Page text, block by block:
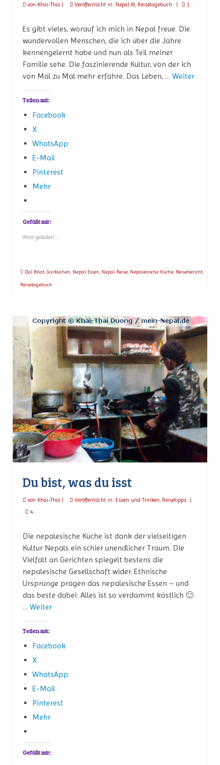
von Khai-Thai | Veröffentlicht in: Nepal XI, Reisetagebuch | 1
Es gibt vieles, worauf ich mich in Nepal freue. Die
wundervollen Menschen, die ich über die Jahre
kennengelernt habe und nun als Teil meiner
Familie sehe. Die faszinierende Kultur, von der ich
von Mal zu Mal mehr erfahre. Das Leben, … Weiter
Teilen mit:
Facebook
X
WhatsApp
E-Mail
Pinterest
Mehr
Gefällt mir:
Wird geladen …
Dal Bhat Garküchen Nepal Essen Nepal Reise Nepalesische Küche Reisebericht
Reisetagebuch
Du bist, was du isst
von Khai-Thai | Veröffentlicht in: Essen und Trinken, Reisetipps
|
4
Die nepalesische Küche ist dank der vielseitigen
Kultur Nepals ein schier unendlicher Traum. Die
Vielfalt an Gerichten spiegelt bestens die
nepalesische Gesellschaft wider. Ethnische
Ursprünge prägen das nepalesische Essen – und
das beste dabei: Alles ist so verdammt köstlich 🙂
… Weiter
Teilen mit:
Facebook
X
WhatsApp
E-Mail
Pinterest
Mehr
Gefällt mir: